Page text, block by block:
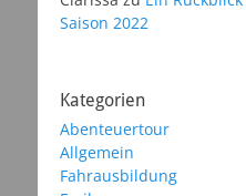
Saison 2022
Kategorien
Abenteuertour
Allgemein
Fahrausbildung